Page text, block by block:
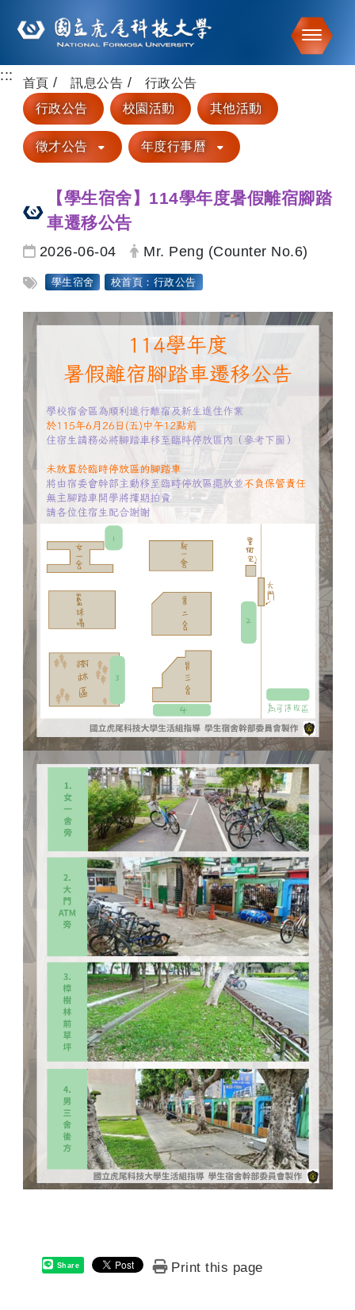
跳到主要內容
::: 首頁 訊息公告
行政公告
行政公告
校園活動 其他活動
徵才公告 年度行事曆
【學生宿舍】114學年度暑假離宿腳踏
車遷移公告
日期：
2026-06-04 發布者：
Mr. Peng (Counter No.6)
標籤：
學生宿舍 校首頁：行政公告
Share Print this page